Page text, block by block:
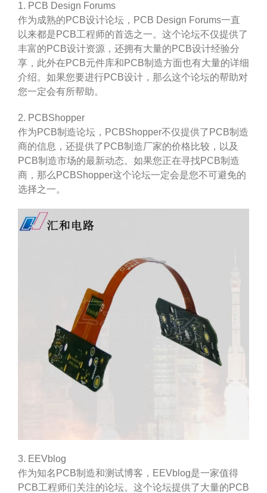
1. PCB Design Forums
作为成熟的PCB设计论坛，PCB Design Forums一直
以来都是PCB工程师的首选之一。这个论坛不仅提供了
丰富的PCB设计资源，还拥有大量的PCB设计经验分
享，此外在PCB元件库和PCB制造方面也有大量的详细
介绍。如果您要进行PCB设计，那么这个论坛的帮助对
您一定会有所帮助。
2. PCBShopper
作为PCB制造论坛，PCBShopper不仅提供了PCB制造
商的信息，还提供了PCB制造厂家的价格比较，以及
PCB制造市场的最新动态。如果您正在寻找PCB制造
商，那么PCBShopper这个论坛一定会是您不可避免的
选择之一。
3. EEVblog
作为知名PCB制造和测试博客，EEVblog是一家值得
PCB工程师们关注的论坛。这个论坛提供了大量的PCB